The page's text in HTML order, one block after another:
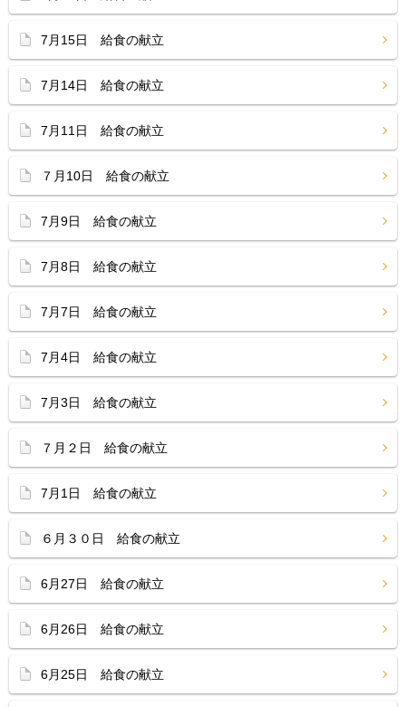
7月15日 給食の献立
7月14日 給食の献立
7月11日 給食の献立
７月10日 給食の献立
7月9日 給食の献立
7月8日 給食の献立
7月7日 給食の献立
7月4日 給食の献立
7月3日 給食の献立
７月２日 給食の献立
7月1日 給食の献立
６月３０日 給食の献立
6月27日 給食の献立
6月26日 給食の献立
6月25日 給食の献立